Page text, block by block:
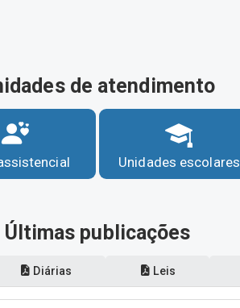
de atendimento
Unidades escolares
Últimas publicações
Diárias Leis